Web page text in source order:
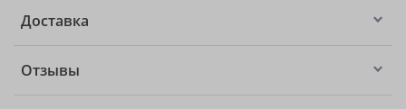
Доставка
Отзывы